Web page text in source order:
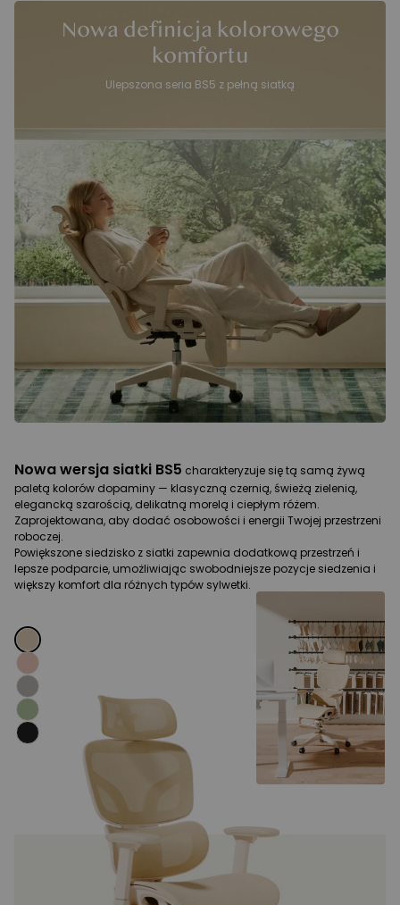
Nowa definicja kolorowego
komfortu
Ulepszona seria BS5 z pełną siatką
Nowa wersja siatki BS5 charakteryzuje się tą samą żywą
paletą kolorów dopaminy — klasyczną czernią, świeżą zielenią,
elegancką szarością, delikatną morelą i ciepłym różem.
Zaprojektowana, aby dodać osobowości i energii Twojej przestrzeni
roboczej.
Powiększone siedzisko z siatki zapewnia dodatkową przestrzeń i
lepsze podparcie, umożliwiając swobodniejsze pozycje siedzenia i
większy komfort dla różnych typów sylwetki.